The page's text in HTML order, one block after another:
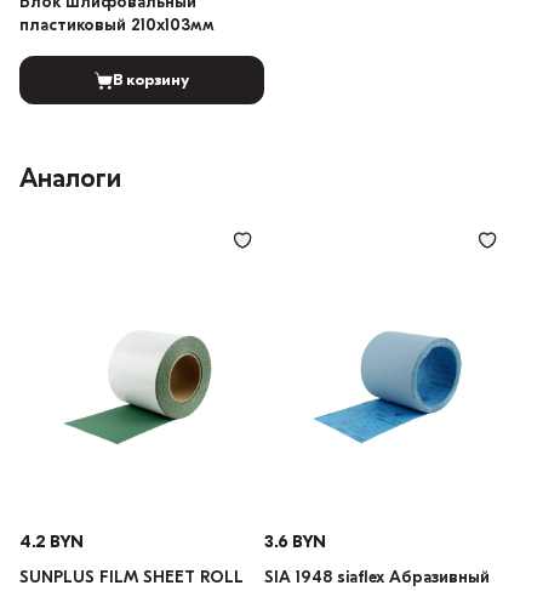
пластиковый 210х103мм
В корзину
Аналоги
4.2 BYN
SUNPLUS FILM SHEET ROLL
3.6 BYN
SIA 1948 siaflex Абразивный